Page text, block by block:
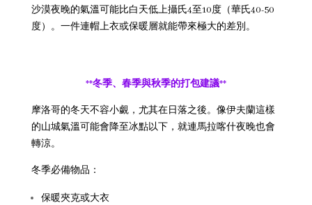
沙漠夜晚的氣溫可能比白天低上攝氏4至10度（華氏40-50
度）。一件連帽上衣或保暖層就能帶來極大的差別。
**冬季、春季與秋季的打包建議**
摩洛哥的冬天不容小覷，尤其在日落之後。像伊夫蘭這樣
的山城氣溫可能會降至冰點以下，就連馬拉喀什夜晚也會
轉涼。
冬季必備物品：
保暖夾克或大衣